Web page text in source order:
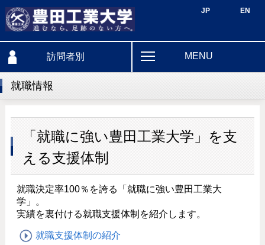
JP EN
訪問者別 MENU
就職情報
「就職に強い豊田工業大学」を支
える支援体制
就職決定率100％を誇る「就職に強い豊田工業大
学」。
実績を裏付ける就職支援体制を紹介します。
就職支援体制の紹介